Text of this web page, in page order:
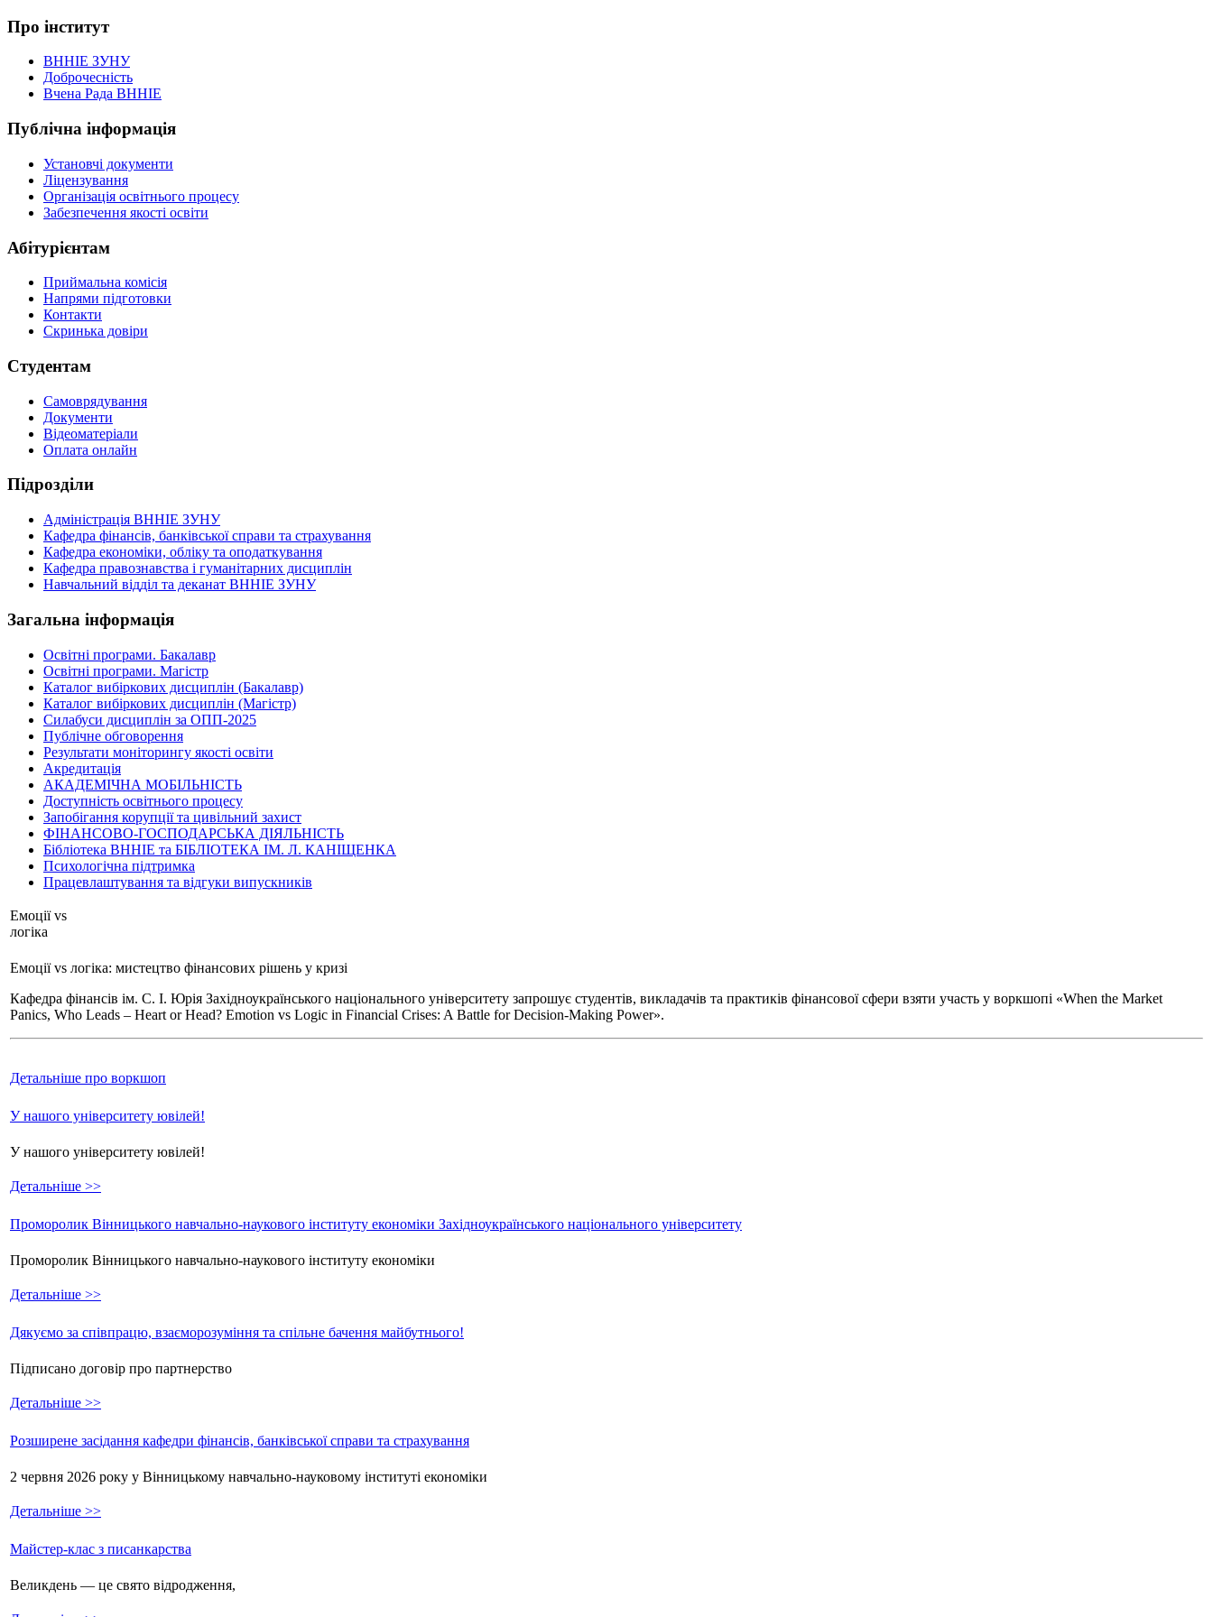
Про інститут
ВННІЕ ЗУНУ
Доброчесність
Вчена Рада ВННІЕ
Публічна інформація
Установчі документи
Ліцензування
Організація освітнього процесу
Забезпечення якості освіти
Абітурієнтам
Приймальна комісія
Напрями підготовки
Контакти
Скринька довіри
Студентам
Самоврядування
Документи
Відеоматеріали
Оплата онлайн
Підрозділи
Адміністрація ВННІЕ ЗУНУ
Кафедра фінансів, банківської справи та страхування
Кафедра економіки, обліку та оподаткування
Кафедра правознавства і гуманітарних дисциплін
Навчальний відділ та деканат ВННІЕ ЗУНУ
Загальна інформація
Освітні програми. Бакалавр
Освітні програми. Магістр
Каталог вибіркових дисциплін (Бакалавр)
Каталог вибіркових дисциплін (Магістр)
Силабуси дисциплін за ОПП-2025
Публічне обговорення
Результати моніторингу якості освіти
Акредитація
АКАДЕМІЧНА МОБІЛЬНІСТЬ
Доступність освітнього процесу
Запобігання корупції та цивільний захист
ФІНАНСОВО-ГОСПОДАРСЬКА ДІЯЛЬНІСТЬ
Бібліотека ВННІЕ та БІБЛІОТЕКА ІМ. Л. КАНІЩЕНКА
Психологічна підтримка
Працевлаштування та відгуки випускників
Емоції vs
логіка
Емоції vs логіка: мистецтво фінансових рішень у кризі
Кафедра фінансів ім. С. І. Юрія Західноукраїнського національного університету запрошує студентів, викладачів та практиків фінансової сфери взяти участь у воркшопі «When the Market
Panics, Who Leads – Heart or Head? Emotion vs Logic in Financial Crises: A Battle for Decision-Making Power».
Детальніше про воркшоп
У нашого університету ювілей!
У нашого університету ювілей!
Детальніше >>
Проморолик Вінницького навчально-наукового інституту економіки Західноукраїнського національного університету
Проморолик Вінницького навчально-наукового інституту економіки
Детальніше >>
Дякуємо за співпрацю, взаєморозуміння та спільне бачення майбутнього!
Підписано договір про партнерство
Детальніше >>
Розширене засідання кафедри фінансів, банківської справи та страхування
2 червня 2026 року у Вінницькому навчально-науковому інституті економіки
Детальніше >>
Майстер-клас з писанкарства
Великдень — це свято відродження,